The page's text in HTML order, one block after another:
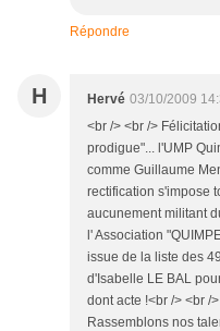
Répondre
H Hervé 03/10/2009
<br /> <br />
prodigue"... l'UMP
comme Guillaume
rectification s'impose
aucunement militant
l' Association
issue de la liste des
d'Isabelle LE BAL
dont acte !<br /> <br /
Rassemblons nos